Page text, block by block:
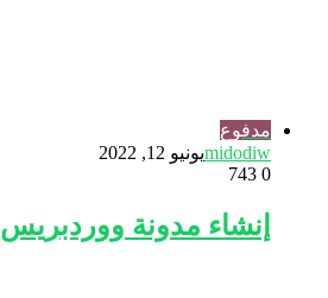
مدفوع
midodiwيونيو 12, 2022
0
إنشاء مدونة ووردبريس